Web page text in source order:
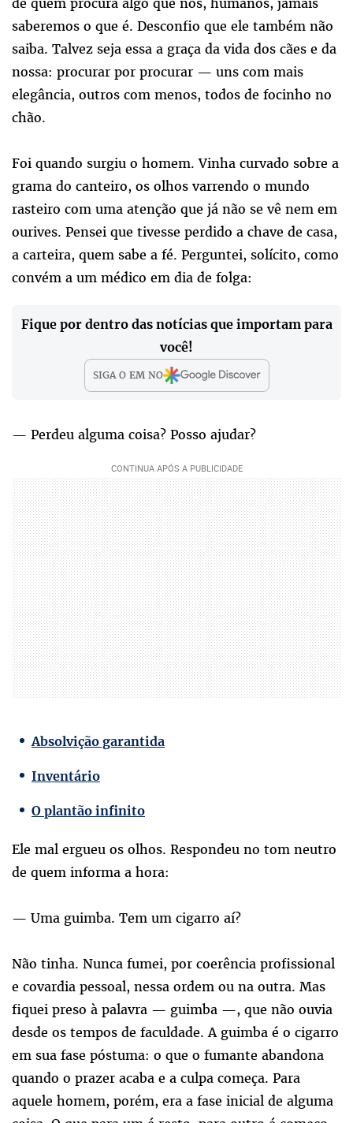
saberemos o que é. Desconfio que ele também não
saiba. Talvez seja essa a graça da vida dos cães e da
nossa: procurar por procurar — uns com mais
elegância, outros com menos, todos de focinho no
chão.
Foi quando surgiu o homem. Vinha curvado sobre a
grama do canteiro, os olhos varrendo o mundo
rasteiro com uma atenção que já não se vê nem em
ourives. Pensei que tivesse perdido a chave de casa,
a carteira, quem sabe a fé. Perguntei, solícito, como
convém a um médico em dia de folga:
Fique por dentro das notícias que importam para
você!
SIGA O EMNO
— Perdeu alguma coisa? Posso ajudar?
Absolvição garantida
Inventário
O plantão infinito
Ele mal ergueu os olhos. Respondeu no tom neutro
de quem informa a hora:
— Uma guimba. Tem um cigarro aí?
Não tinha. Nunca fumei, por coerência profissional
e covardia pessoal, nessa ordem ou na outra. Mas
fiquei preso à palavra — guimba —, que não ouvia
desde os tempos de faculdade. A guimba é o cigarro
em sua fase póstuma: o que o fumante abandona
quando o prazer acaba e a culpa começa. Para
aquele homem, porém, era a fase inicial de alguma